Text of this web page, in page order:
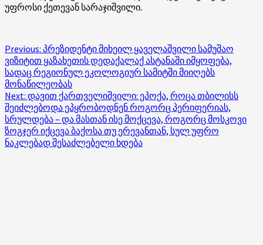
უფროსი ქეთევან სარაჯიშვილი.
Post
navigation
Previous: პრეზიდენტი მიხეილ ყაველაშვილი სამუშაო
ვიზიტით ყაზახეთის დედაქალაქ ასტანაში იმყოფება,
სადაც რეგიონულ ეკოლოგიურ სამიტში მიიღებს
მონაწილეობას
Next: დავით ქართველიშვილი: ეპოქა, როცა თბილისს
შეიძლებოდა ეპყრობოდნენ როგორც პერიფერიას,
სრულდება – და მასთან ისე მოქცევა, როგორც მოსკოვი
ზოგჯერ იქცევა ბაქოსა თუ ერევანთან, სულ უფრო
ნაკლებად შესაძლებელი ხდება